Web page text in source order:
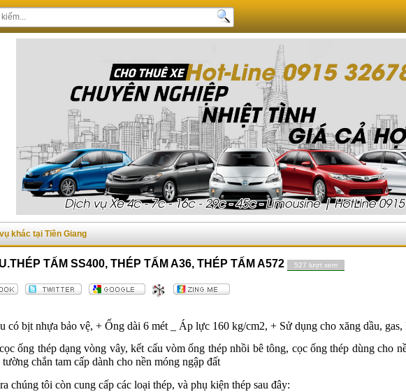
khác tại Tiền Giang
TẤM SS400, THÉP TẤM A36, THÉP TẤM A572 527 lượt xem
có bịt nhựa bảo vệ, + Ống dài 6 mét _ Áp lực 160 kg/cm2, + Sử dụng cho xăng dầu, gas,
ống thép dạng vòng vây, kết cấu vòm ống thép nhồi bê tông, cọc ống thép dùng cho
chắn tam cấp dành cho nền móng ngập đất
ra chúng tôi còn cung cấp các loại thép, và phụ kiện thép sau đây: